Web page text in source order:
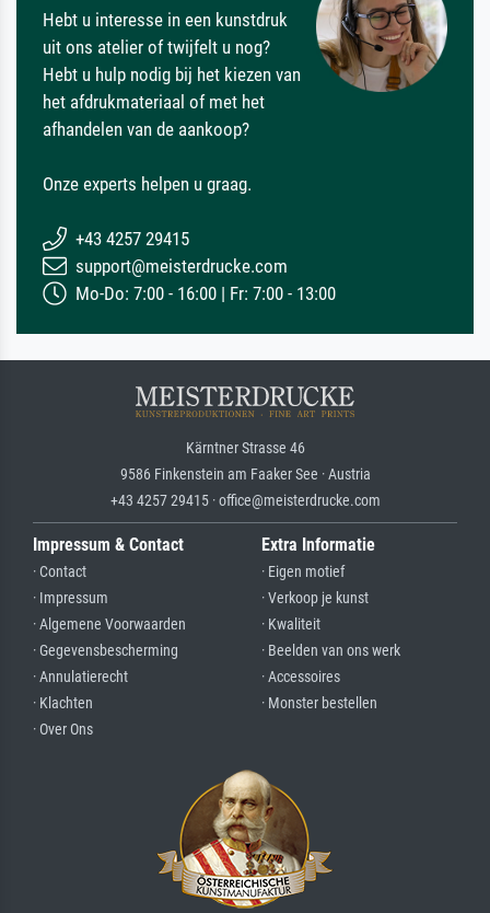
Hebt u interesse in een kunstdruk
uit ons atelier of twijfelt u nog?
Hebt u hulp nodig bij het kiezen van
het afdrukmateriaal of met het
afhandelen van de aankoop?
Onze experts helpen u graag.
+43 4257 29415
support@meisterdrucke.com
Mo-Do: 7:00 - 16:00 | Fr: 7:00 - 13:00
Kärntner Strasse 46
9586 Finkenstein am Faaker See · Austria
+43 4257 29415 · office@meisterdrucke.com
Impressum & Contact
· Contact
· Impressum
· Algemene Voorwaarden
· Gegevensbescherming
· Annulatierecht
· Klachten
· Over Ons
Extra Informatie
· Eigen motief
· Verkoop je kunst
· Kwaliteit
· Beelden van ons werk
· Accessoires
· Monster bestellen